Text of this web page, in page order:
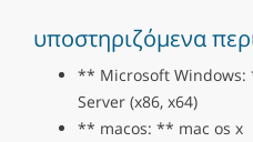
υποστηριζόμενα
** Microsoft Windows:
Server (x86, x64)
** macos: ** mac os x